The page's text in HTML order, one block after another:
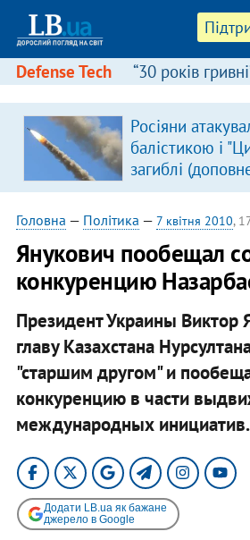
Defense Tech “30 років
Росіяни
балістикою і
загиблі
Головна — Політика — 7 квітня 2010,
Янукович пообещал
конкуренцию
Президент Украины Виктор
главу Казахстана
"старшим другом" и
конкуренцию в части
международных инициатив.
Додати LB.ua як бажане
джерело в Google